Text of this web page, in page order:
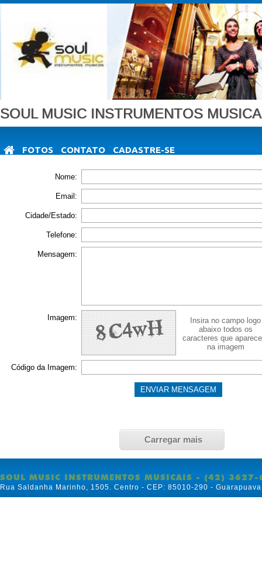
FOTOS CONTATO CADASTRE-SE
SOUL MUSIC INSTRUMENTOS
Nome:
Email:
Cidade/Estado:
Telefone:
Mensagem:
Imagem:
Insira no campo logo
abaixo todos os
caracteres que
na imagem
Código da Imagem:
Carregar mais
SOUL MUSIC INSTRUMENTOS MUSICAIS - (42)
Rua Saldanha Marinho, 1505. Centro - CEP: 85010-290 -